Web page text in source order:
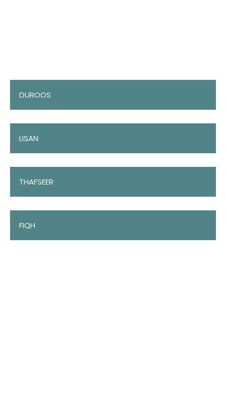
DUROOS
LISAN
THAFSEER
FIQH